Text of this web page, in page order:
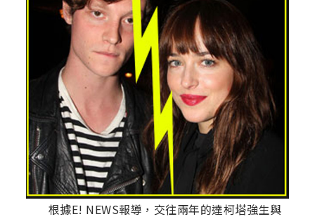
根據E! NEWS報導，交往兩年的達柯塔強生與